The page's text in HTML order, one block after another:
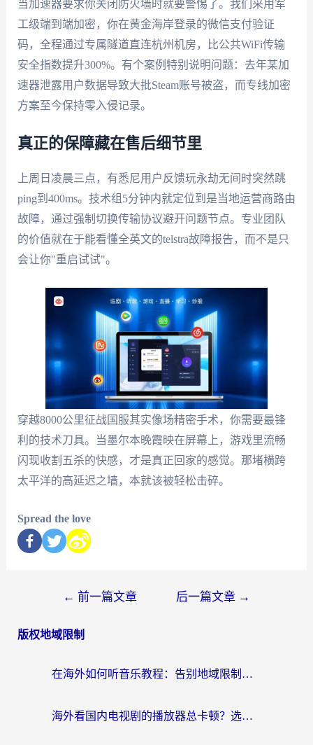
当加速器要求你关闭防火墙时就要警惕了。我们采用军
工级端到端加密，你在黄金海岸登录的微信支付验证
码，全程通过专属隧道直连杭州机房，比公共WiFi传输
安全指数提升300%。有个案例特别说明问题：去年某加
速器泄露用户数据导致大批Steam账号被盗，而专线加密
方案至今保持零入侵记录。
真正的保障藏在售后细节里
上周日凌晨三点，有悉尼用户反馈玩永劫无间时突然跳
ping到400ms。技术组5分钟内就定位到是当地运营商路由
故障，通过强制切换传输协议避开问题节点。专业团队
的价值就在于能看懂全英文的telstra故障报告，而不是只
会让你"重启试试"。
穿越8000公里征战国服其实像场精密手术，你需要最锋
利的技术刀具。当墨尔本晚霞映在屏幕上，游戏里流畅
闪现收割五杀的快感，才是真正回家的感觉。那堵横跨
太平洋的高延迟之墙，本就该被轻松击碎。
Spread the love
← 前一篇文章 后一篇文章 →
版权地域限制
在海外如何听音乐教程：告别地域限制，随时听见国内的声音
海外看国内电视剧的播放器总卡顿？选对回国加速器才是关键